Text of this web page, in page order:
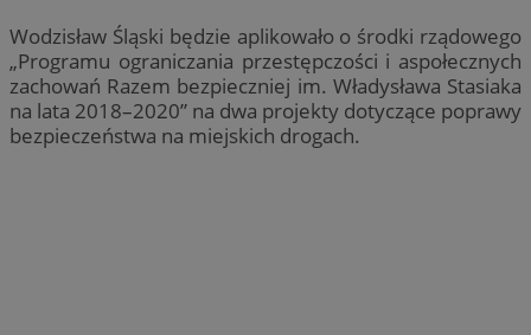
Wodzisław Śląski będzie aplikowało o środki rządowego
„Programu ograniczania przestępczości i aspołecznych
zachowań Razem bezpieczniej im. Władysława Stasiaka
na lata 2018–2020” na dwa projekty dotyczące poprawy
bezpieczeństwa na miejskich drogach.